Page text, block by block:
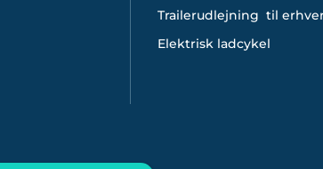
Trailerudlejning til
Elektrisk ladcykel